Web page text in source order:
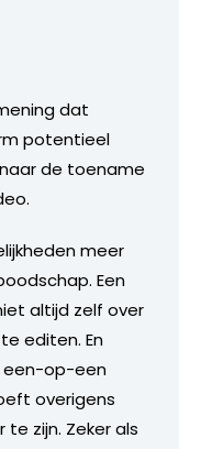
dat
potentieel
de toename
meer
Een
altijd zelf over
editen. En
een-op-een
overigens
zijn. Zeker als